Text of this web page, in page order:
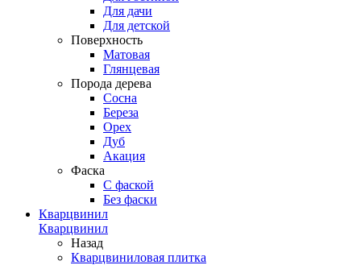
Для дачи
Для детской
Поверхность
Матовая
Глянцевая
Порода дерева
Сосна
Береза
Орех
Дуб
Акация
Фаска
С фаской
Без фаски
Кварцвинил
Кварцвинил
Назад
Кварцвиниловая плитка